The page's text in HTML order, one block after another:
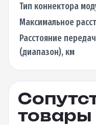
Тип коннектора
Максимальное
Расстояние
(диапазон), км
товары